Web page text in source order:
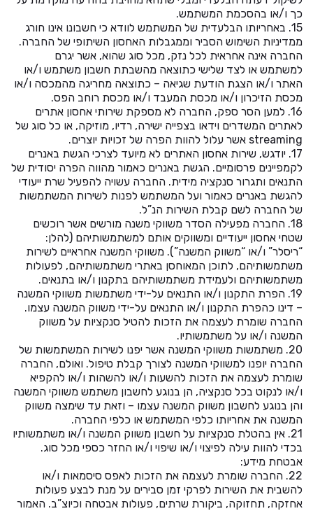
כך ו/או בהסכמת המשתמש.
15. באחריותו הבלעדית של המשתמש לוודא כי חשבונו אינו חורג
ממדיניות השימוש הסביר וממגבלות האחסון השיתופי של החברה.
החברה אינה אחראית לכל נזק, מכל סוג שהוא, אשר יגרם
למשתמש או לצד שלישי כתוצאה מהשבתת חשבון משתמש ו/או
האתר ו/או הצגת הודעת שגיאה – כתוצאה מחריגה מהמכסה ו/או
מכסת הזיכרון ו/או מכסת המעבד ו/או מכסת רוחב הפס.
16. למען הסר ספק, החברה לא מספקת שירותי אחסון אתרים
לאתרים המשדרים וידאו בצפייה ישירה, רדיו, מוזיקה, או כל סוג של
streaming אשר עלול להוות הפרה של זכויות יוצרים.
17. יודגש, שירות אחסון האתרים לא מיועד לצרכי הגשת באנרים
לקמפיינים פרסומיים. הגשת באנרים כאמור מהווה הפרה יסודית של
התנאים ותגרור סנקציה מידית. החברה עשויה להפעיל שרת ייעודי
להגשת באנרים כאמור ועל המשתמש לפנות לשירות המשתמשות
של החברה לשם קבלת השירות הנ”ל.
18. החברה מפעילה הסדר משווקי משנה מורשים אשר רוכשים
שטחי אחסון ייעודיים ומשווקים אותם למשתמשותיהם (להלן:
“ריסלר” ו/או “משווק המשנה”). משווקי המשנה אחראיים לשירות
משתמשותיהם, לתוכן המאוחסן באתרי משתמשותיהם, לפעולות
משתמשותיהם ולעמידת משתמשותיהם בתקנון ו/או בתנאים.
19. הפרת התקנון ו/או התנאים על-ידי משתמשות משווקי המשנה
– דינו כהפרת התקנון ו/או התנאים על-ידי משווק המשנה עצמו.
החברה שומרת לעצמה את הזכות להטיל סנקציות על משווק
המשנה ו/או על משתמשותיו.
20. משתמשות משווקי המשנה אשר יפנו לשירות המשתמשות של
החברה יופנו למשווקי המשנה לצורך קבלת טיפול. ואולם, החברה
שומרת לעצמה את הזכות להשעות ו/או להשהות ו/או להקפיא
ו/או לנקוט בכל סנקציה, הן בנוגע לחשבון משתמש משווקי המשנה
והן בנוגע לחשבון משווק המשנה עצמו – וזאת עד שימצה משווק
המשנה את אחריותו כלפי המשתמש או כלפי החברה.
21. אין בהטלת סנקציות על חשבון משווק המשנה ו/או משתמשותיו
בכדי להוות עילה לפיצוי ו/או שיפוי ו/או החזר כספי מכל סוג.
אבטחת מידע:
22. החברה שומרת לעצמה את הזכות לאפס סיסמאות ו/או
להשבית את השירות לפרקי זמן סבירים על מנת לבצע פעולות
אחזקה, תחזוקה, ביקורת שרתים, פעולות אבטחה וכיוצ”ב. האמור